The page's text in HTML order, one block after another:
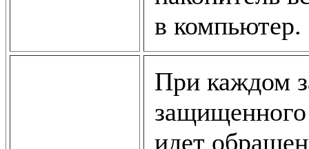
в компьютер.
При каждом
идет